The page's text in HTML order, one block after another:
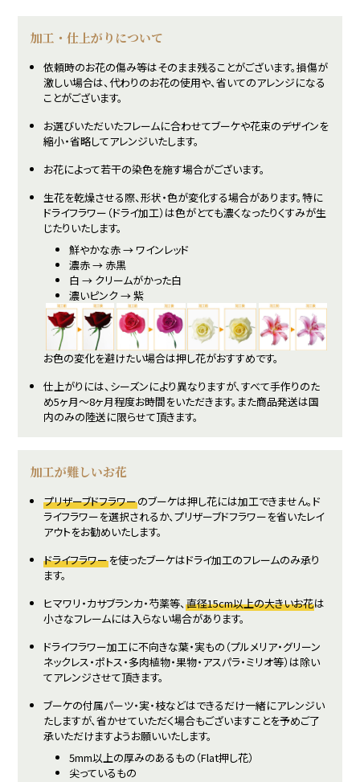
加工・仕上がりについて
依頼時のお花の傷み等はそのまま残ることがございます。損傷が
激しい場合は、代わりのお花の使用や、省いてのアレンジになる
ことがございます。
お選びいただいたフレームに合わせてブーケや花束のデザインを
縮小・省略してアレンジいたします。
お花によって若干の染色を施す場合がございます。
生花を乾燥させる際、形状・色が変化する場合があります。特に
ドライフラワー（ドライ加工）は色がとても濃くなったりくすみが生
じたりいたします。
鮮やかな赤 → ワインレッド
濃赤 → 赤黒
白 → クリームがかった白
濃いピンク → 紫
お色の変化を避けたい場合は押し花がおすすめです。
仕上がりには、シーズンにより異なりますが、すべて手作りのた
め5ヶ月～8ヶ月程度お時間をいただきます。また商品発送は国
内のみの陸送に限らせて頂きます。
加工が難しいお花
プリザーブドフラワーのブーケは押し花には加工できません。ド
ライフラワーを選択されるか、プリザーブドフラワーを省いたレイ
アウトをお勧めいたします。
ドライフラワーを使ったブーケはドライ加工のフレームのみ承り
ます。
ヒマワリ・カサブランカ・芍薬等、直径15cm以上の大きいお花は
小さなフレームには入らない場合があります。
ドライフラワー加工に不向きな葉・実もの（プルメリア・グリーン
ネックレス・ポトス・多肉植物・果物・アスパラ・ミリオ等）は除い
てアレンジさせて頂きます。
ブーケの付属パーツ・実・枝などはできるだけ一緒にアレンジい
たしますが、省かせていただく場合もございますことを予めご了
承いただけますようお願いいたします。
5mm以上の厚みのあるもの（Flat押し花）
尖っているもの